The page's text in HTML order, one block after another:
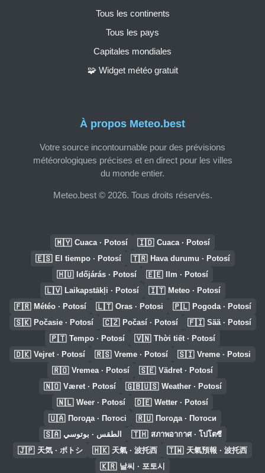
À propos Meteo.best
Votre source incontournable pour des prévisions
météorologiques précises et en direct pour les villes
du monde entier.
Meteo.best © 2026. Tous droits réservés.
Tous les continents
Tous les pays
Capitales mondiales
🧩 Widget météo gratuit
🇲🇾 Cuaca · Potosí 🇮🇩 Cuaca · Potosí
🇪🇸 El tiempo · Potosí 🇹🇷 Hava durumu · Potosí
🇭🇺 Időjárás · Potosí 🇪🇪 Ilm · Potosí
🇱🇻 Laikapstākļi · Potosí 🇮🇹 Meteo · Potosí
🇫🇷 Météo · Potosí 🇱🇹 Oras · Potosi 🇵🇱 Pogoda · Potosí
🇸🇰 Počasie · Potosí 🇨🇿 Počasí · Potosí 🇫🇮 Sää · Potosí
🇵🇹 Tempo · Potosí 🇻🇳 Thời tiết · Potosí
🇩🇰 Vejret · Potosí 🇷🇸 Vreme · Potosí 🇸🇮 Vreme · Potosi
🇷🇴 Vremea · Potosí 🇸🇪 Vädret · Potosí
🇳🇴 Været · Potosí 🇬🇧🇺🇸 Weather · Potosí
🇳🇱 Weer · Potosí 🇩🇪 Wetter · Potosí
🇺🇦 Погода · Потосі 🇷🇺 Погода · Потоси
🇸🇦 الطقس · بوتوسي 🇹🇭 สภาพอากาศ · โปโตซี
🇯🇵 天気 · ポトシ 🇭🇰 天氣 · 波托西 🇹🇼 天氣預報 · 波托西
🇰🇷 날씨 · 포토시